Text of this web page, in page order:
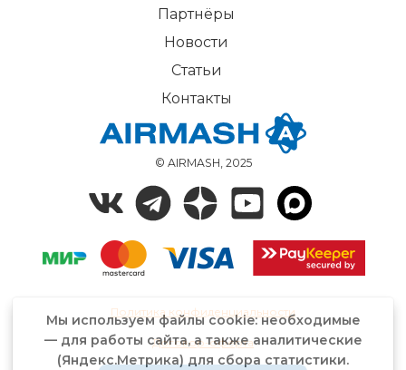
© AIRMASH, 2025
Партнёры
Новости
Статьи
Контакты
Политика конфиденциальности
Договор-оферта
Мы используем файлы cookie: необходимые
— для работы сайта, а также аналитические
(Яндекс.Метрика) для сбора статистики.